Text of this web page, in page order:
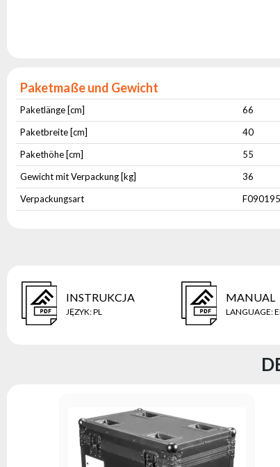
Paketmaße und Gewicht
Paketlänge [cm]
66
Paketbreite [cm]
40
Pakethöhe [cm]
55
Gewicht mit Verpackung [kg]
36
Verpackungsart
INSTRUKCJA
JĘZYK:PL
MANUAL
LANGUAGE: